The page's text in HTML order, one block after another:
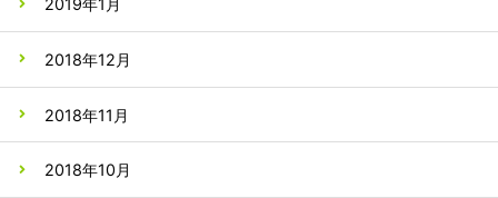
2019年1月
2018年12月
2018年11月
2018年10月